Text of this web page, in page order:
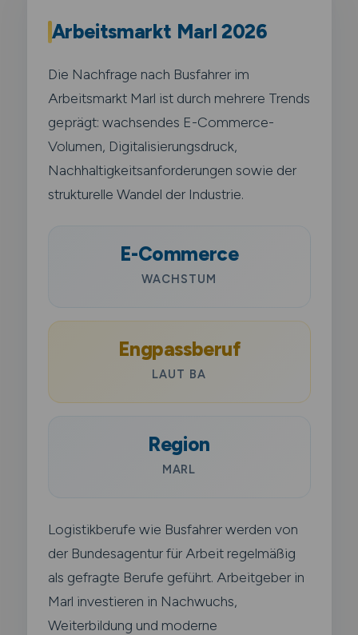
Arbeitsmarkt Marl 2026
Die Nachfrage nach Busfahrer im
Arbeitsmarkt Marl ist durch mehrere Trends
geprägt: wachsendes E-Commerce-
Volumen, Digitalisierungsdruck,
Nachhaltigkeitsanforderungen sowie der
strukturelle Wandel der Industrie.
E-Commerce
WACHSTUM
Engpassberuf
LAUT BA
Region
MARL
Logistikberufe wie Busfahrer werden von
der Bundesagentur für Arbeit regelmäßig
als gefragte Berufe geführt. Arbeitgeber in
Marl investieren in Nachwuchs,
Weiterbildung und moderne